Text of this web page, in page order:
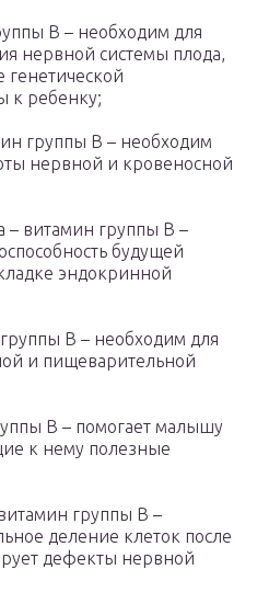
В – необходим для
нервной системы плода,
генетической
к ребенку;
группы В – необходим
нервной и кровеносной
– витамин группы В –
будущей
эндокринной
В – необходим для
и пищеварительной
В – помогает малышу
к нему полезные
группы В –
деление клеток после
дефекты нервной